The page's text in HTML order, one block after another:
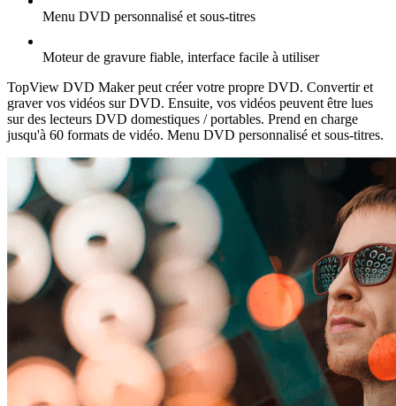
Menu DVD personnalisé et sous-titres
Moteur de gravure fiable, interface facile à utiliser
TopView DVD Maker peut créer votre propre DVD. Convertir et
graver vos vidéos sur DVD. Ensuite, vos vidéos peuvent être lues
sur des lecteurs DVD domestiques / portables. Prend en charge
jusqu'à 60 formats de vidéo. Menu DVD personnalisé et sous-titres.